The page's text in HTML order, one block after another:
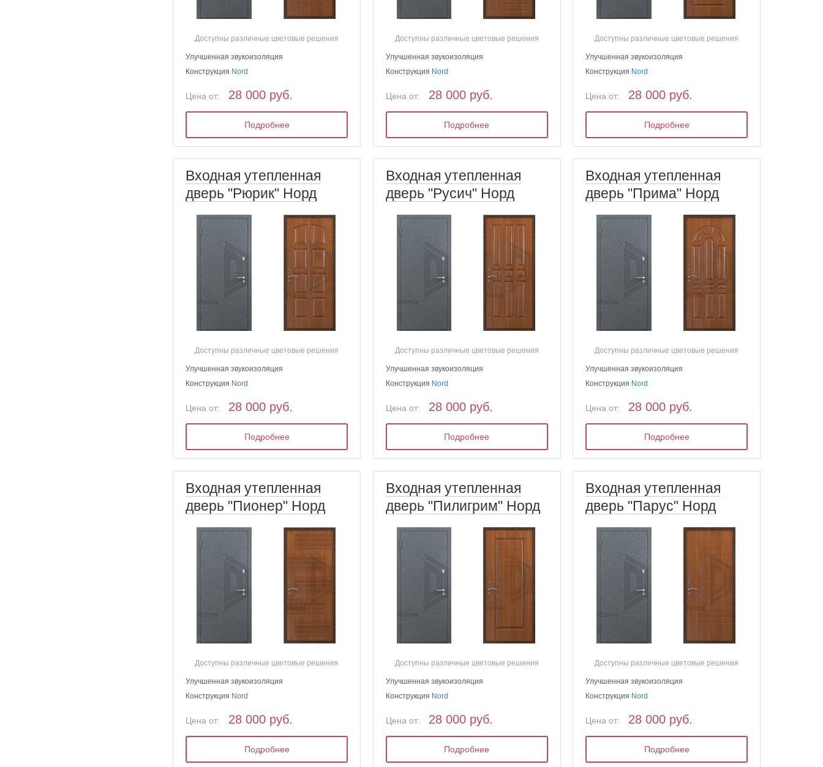
Доступны различные цветовые решения
Улучшенная звукоизоляция
Конструкция Nord
Цена от: 28 000 руб.
Подробнее
Доступны различные цветовые решения
Улучшенная звукоизоляция
Конструкция Nord
Цена от: 28 000 руб.
Подробнее
Доступны различные цветовые решения
Улучшенная звукоизоляция
Конструкция Nord
Цена от: 28 000 руб.
Подробнее
Входная утепленная
дверь "Рюрик" Норд
Доступны различные цветовые решения
Улучшенная звукоизоляция
Конструкция Nord
Цена от: 28 000 руб.
Подробнее
Входная утепленная
дверь "Русич" Норд
Доступны различные цветовые решения
Улучшенная звукоизоляция
Конструкция Nord
Цена от: 28 000 руб.
Подробнее
Входная утепленная
дверь "Прима" Норд
Доступны различные цветовые решения
Улучшенная звукоизоляция
Конструкция Nord
Цена от: 28 000 руб.
Подробнее
Входная утепленная
дверь "Пионер" Норд
Доступны различные цветовые решения
Улучшенная звукоизоляция
Конструкция Nord
Цена от: 28 000 руб.
Подробнее
Входная утепленная
дверь "Пилигрим" Норд
Доступны различные цветовые решения
Улучшенная звукоизоляция
Конструкция Nord
Цена от: 28 000 руб.
Подробнее
Входная утепленная
дверь "Парус" Норд
Доступны различные цветовые решения
Улучшенная звукоизоляция
Конструкция Nord
Цена от: 28 000 руб.
Подробнее